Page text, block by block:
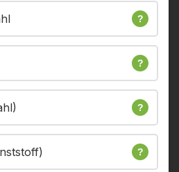
?
?
?
?